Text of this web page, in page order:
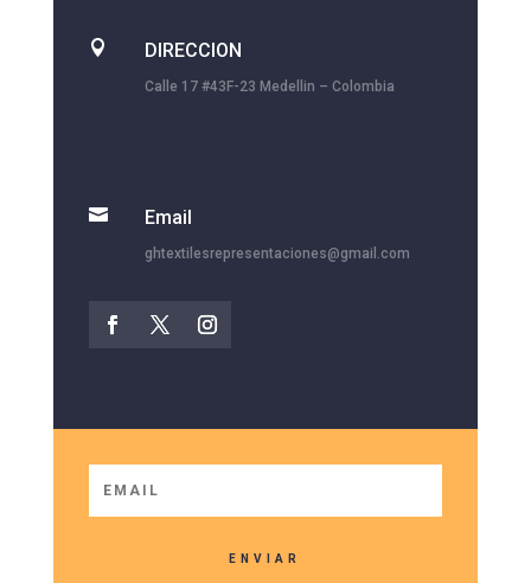
 DIRECCION
Calle 17 #43F-23 Medellin – Colombia
 Email
ghtextilesrepresentaciones@gmail.com
ENVIAR